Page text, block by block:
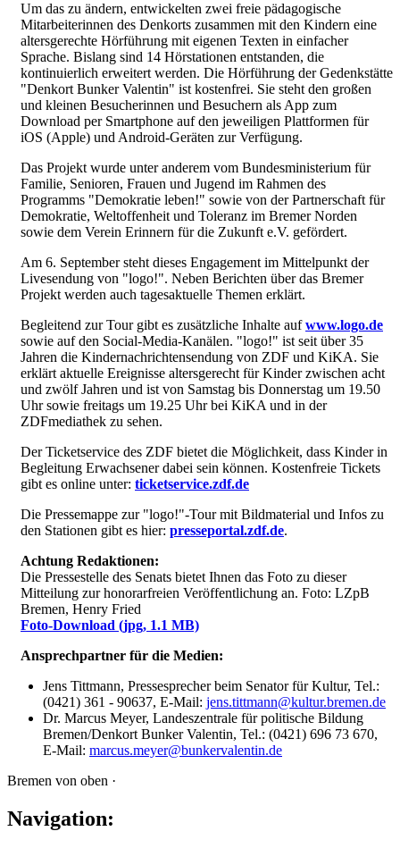
Um das zu ändern, entwickelten zwei freie pädagogische
Mitarbeiterinnen des Denkorts zusammen mit den Kindern eine
altersgerechte Hörführung mit eigenen Texten in einfacher
Sprache. Bislang sind 14 Hörstationen entstanden, die
kontinuierlich erweitert werden. Die Hörführung der Gedenkstätte
"Denkort Bunker Valentin" ist kostenfrei. Sie steht den großen
und kleinen Besucherinnen und Besuchern als App zum
Download per Smartphone auf den jeweiligen Plattformen für
iOS (Apple) und Android-Geräten zur Verfügung.
Das Projekt wurde unter anderem vom Bundesministerium für
Familie, Senioren, Frauen und Jugend im Rahmen des
Programms "Demokratie leben!" sowie von der Partnerschaft für
Demokratie, Weltoffenheit und Toleranz im Bremer Norden
sowie dem Verein Erinnern für die Zukunft e.V. gefördert.
Am 6. September steht dieses Engagement im Mittelpunkt der
Livesendung von "logo!". Neben Berichten über das Bremer
Projekt werden auch tagesaktuelle Themen erklärt.
Begleitend zur Tour gibt es zusätzliche Inhalte aufwww.logo.de
sowie auf den Social-Media-Kanälen. "logo!" ist seit über 35
Jahren die Kindernachrichtensendung von ZDF und KiKA. Sie
erklärt aktuelle Ereignisse altersgerecht für Kinder zwischen acht
und zwölf Jahren und ist von Samstag bis Donnerstag um 19.50
Uhr sowie freitags um 19.25 Uhr bei KiKA und in der
ZDFmediathek zu sehen.
Der Ticketservice des ZDF bietet die Möglichkeit, dass Kinder in
Begleitung Erwachsener dabei sein können. Kostenfreie Tickets
gibt es online unter: ticketservice.zdf.de
Die Pressemappe zur "logo!"-Tour mit Bildmaterial und Infos zu
den Stationen gibt es hier: presseportal.zdf.de.
Achtung Redaktionen:
Die Pressestelle des Senats bietet Ihnen das Foto zu dieser
Mitteilung zur honorarfreien Veröffentlichung an. Foto: LZpB
Bremen, Henry Fried
Foto-Download (jpg, 1.1 MB)
Ansprechpartner für die Medien:
Jens Tittmann, Pressesprecher beim Senator für Kultur, Tel.:
(0421) 361 - 90637, E-Mail: jens.tittmann@kultur.bremen.de
Dr. Marcus Meyer, Landeszentrale für politische Bildung
Bremen/Denkort Bunker Valentin, Tel.: (0421) 696 73 670,
E-Mail: marcus.meyer@bunkervalentin.de
Bremen von oben ·
Navigation: